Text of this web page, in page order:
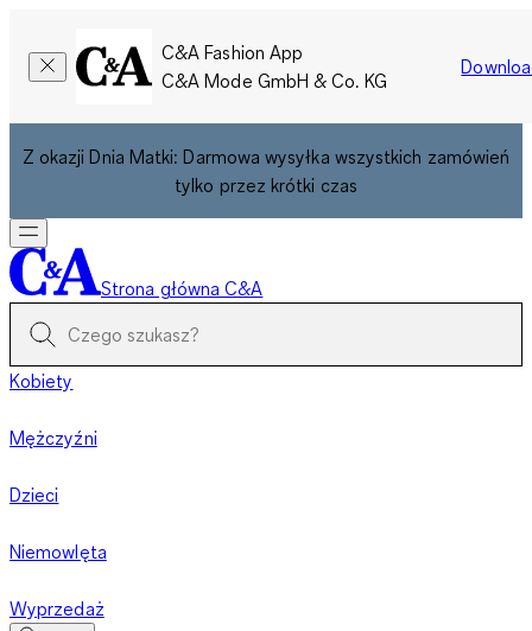
C&A Fashion App
C&A Mode GmbH & Co. KG
Z okazji Dnia Matki: Darmowa wysyłka wszystkich zamówień
tylko przez krótki czas
Strona główna C&A
Kobiety
Mężczyźni
Dzieci
Niemowlęta
Wyprzedaż